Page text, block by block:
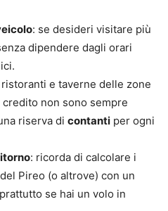
: se desideri visitare più
dipendere dagli orari
e taverne delle zone
non sono sempre
riserva di contanti per ogni
: ricorda di calcolare i
Pireo (o altrove) con un
se hai un volo in